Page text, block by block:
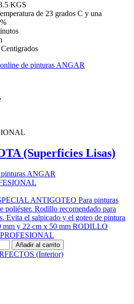
KGS
de 23 grados C y una
(Superficies Lisas)
ANGAR
ANTIGOTEO Para pinturas
poliéster. Rodillo recomendado para
Evita el salpicado y el goteo de pintura
mm y 22 cm x 50 mm RODILLO
Añadir al carrito